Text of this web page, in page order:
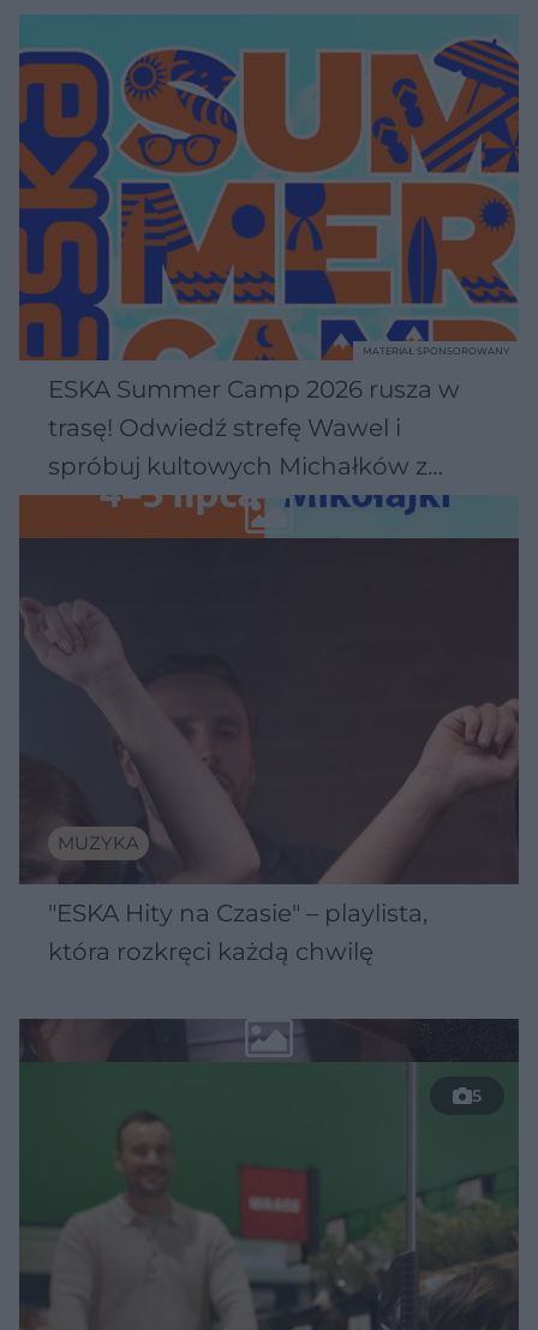
ESKA Summer Camp 2026 rusza w
trasę! Odwiedź strefę Wawel i
spróbuj kultowych Michałków z
Wawelu
MATERIAŁ SPONSOROWANY
MUZYKA
"ESKA Hity na Czasie" – playlista,
która rozkręci każdą chwilę
5